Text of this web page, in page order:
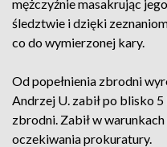
mężczyźnie masakrując
śledztwie i dzięki
co do wymierzonej kary.
Od popełnienia zbrodni
Andrzej U. zabił po blisko
zbrodni. Zabił w
oczekiwania prokuratury.